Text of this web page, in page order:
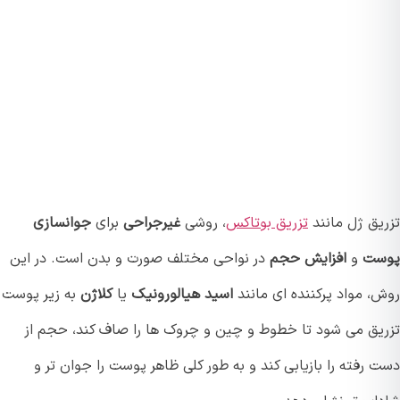
ژل مانندتزریق بوتاکس، روشیغیرجراحیبرایجوانسازی
وافزایش حجمدر نواحی مختلف صورت و بدن است. در این
مواد پرکننده ای ماننداسید هیالورونیکیا کلاژنبه زیر پوست
می شود تا خطوط و چین و چروک ها را صاف کند، حجم از
رفته را بازیابی کند و به طور کلی ظاهر پوست را جوان تر و